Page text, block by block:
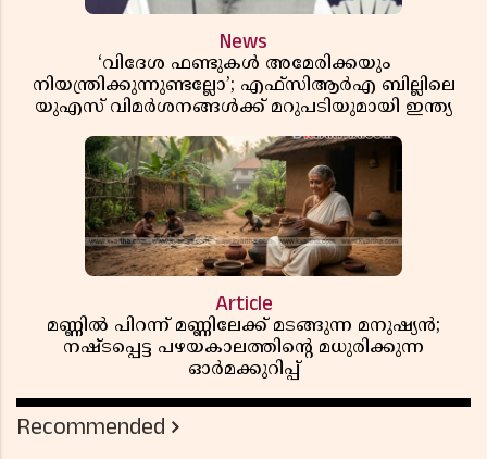
News
‘വിദേശ ഫണ്ടുകൾ അമേരിക്കയും
നിയന്ത്രിക്കുന്നുണ്ടല്ലോ’; എഫ്സിആർഎ ബില്ലിലെ
യുഎസ് വിമർശനങ്ങൾക്ക് മറുപടിയുമായി ഇന്ത്യ
Article
മണ്ണിൽ പിറന്ന് മണ്ണിലേക്ക് മടങ്ങുന്ന മനുഷ്യൻ;
നഷ്ടപ്പെട്ട പഴയകാലത്തിൻ്റെ മധുരിക്കുന്ന
ഓർമക്കുറിപ്പ്
Recommended